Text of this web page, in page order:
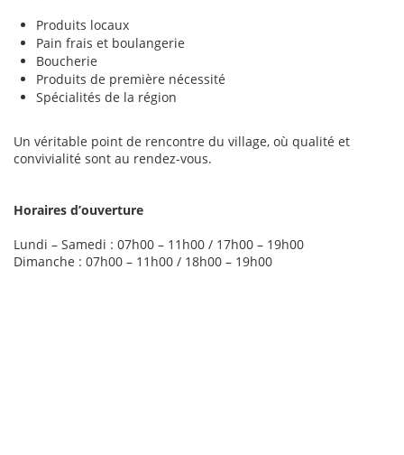
Produits locaux
Pain frais et boulangerie
Boucherie
Produits de première nécessité
Spécialités de la région
Un véritable point de rencontre du village, où qualité et
convivialité sont au rendez-vous.
Horaires d’ouverture
Lundi – Samedi : 07h00 – 11h00 / 17h00 – 19h00
Dimanche : 07h00 – 11h00 / 18h00 – 19h00